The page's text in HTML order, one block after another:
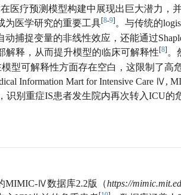
医疗预测模型构建中展现出巨大潜力，
为医学研究的重要工具[8-9] 。与传统的
捕捉变量的非线性效应，还能通过
解释，从而提升模型的临床可解释性[8] 。
型可解释性方面存在空白，这限制了高
Information Mart for Intensive Care Ⅳ,
别重症IS患者发生院内再次转入ICU的
MIMIC-Ⅳ数据库2.2版（https://